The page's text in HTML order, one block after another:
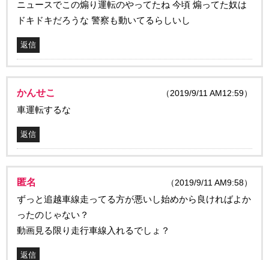
ニュースでこの煽り運転のやってたね 今頃 煽ってた奴は
ドキドキだろうな 警察も動いてるらしいし
返信
かんせこ （2019/9/11 AM12:59）
車運転するな
返信
匿名 （2019/9/11 AM9:58）
ずっと追越車線走ってる方が悪いし始めから良ければよか
ったのじゃない？
動画見る限り走行車線入れるでしょ？
返信